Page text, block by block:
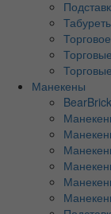
Манекены